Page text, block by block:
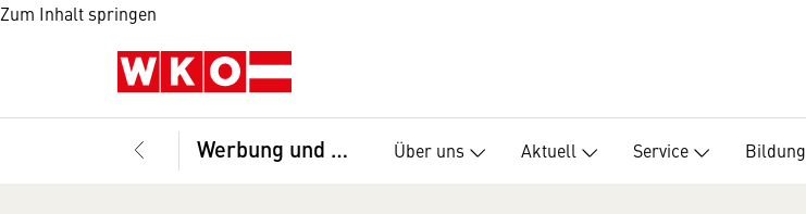
Zum Inhalt springen
Werbung und Marktkommunikation, Fachverband Über uns Aktuell Service Bildung